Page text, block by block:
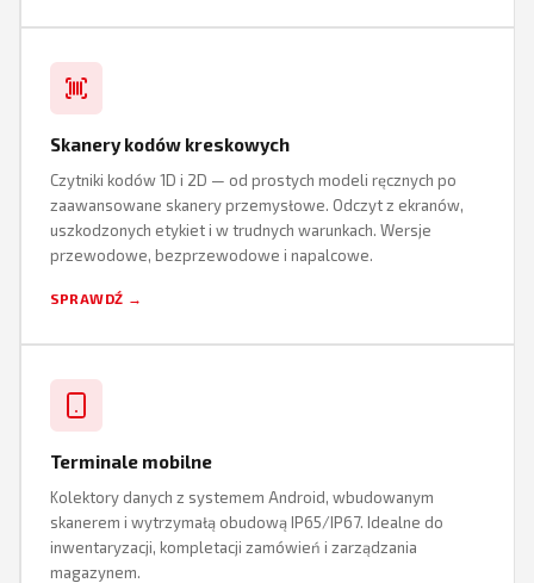
Skanery kodów kreskowych
Czytniki kodów 1D i 2D — od prostych modeli ręcznych po
zaawansowane skanery przemysłowe. Odczyt z ekranów,
uszkodzonych etykiet i w trudnych warunkach. Wersje
przewodowe, bezprzewodowe i napalcowe.
SPRAWDŹ →
Terminale mobilne
Kolektory danych z systemem Android, wbudowanym
skanerem i wytrzymałą obudową IP65/IP67. Idealne do
inwentaryzacji, kompletacji zamówień i zarządzania
magazynem.